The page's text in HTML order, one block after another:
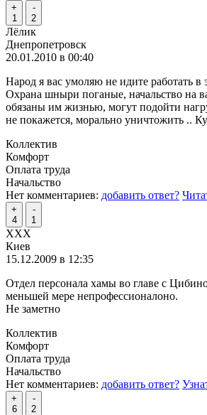
+
1
-
2
Лёлик
Днепропетровск
20.01.2010 в 00:40
Народ я вас умоляю не идите работать в
Охрана шныри поганые, начальство на
обязаны им жизнью, могут подойти
не покажется, морально уничтожить ..
Коллектив
Комфорт
Оплата труда
Начальство
Нет комментариев: добавить ответ?
+
4
-
1
XXX
Киев
15.12.2009 в 12:35
Отдел персонала хамы во главе с
меньшей мере непрофессионалоно.
Не заметно
Коллектив
Комфорт
Оплата труда
Начальство
Нет комментариев: добавить ответ?
+
6
-
2